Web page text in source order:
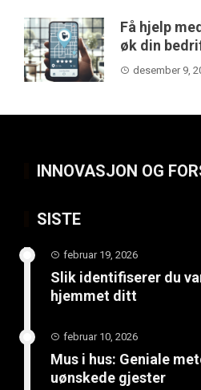
Få hjelp
øk din
desember 9,
INNOVASJON OG
SISTE
februar 19, 2026
Slik identifiserer du
hjemmet ditt
februar 10, 2026
Mus i hus: Geniale
uønskede gjester